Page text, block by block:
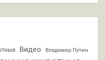
Видео Владимир Путин